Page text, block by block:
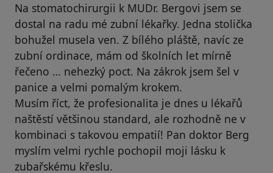
Na stomatochirurgii k MUDr. Bergovi jsem se
dostal na radu mé zubní lékařky. Jedna stolička
bohužel musela ven. Z bílého pláště, navíc ze
zubní ordinace, mám od školních let mírně
řečeno … nehezký poct. Na zákrok jsem šel v
panice a velmi pomalým krokem.
Musím říct, že profesionalita je dnes u lékařů
naštěstí většinou standard, ale rozhodně ne v
kombinaci s takovou empatií! Pan doktor Berg
myslím velmi rychle pochopil moji lásku k
zubařskému křeslu.